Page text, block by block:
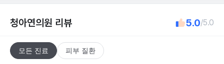
청아연의원 리뷰 5.0/5.0
모든 진료 피부 질환